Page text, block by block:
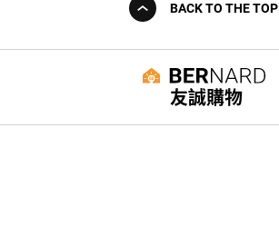
BACK TO THE TOP
友誠購物